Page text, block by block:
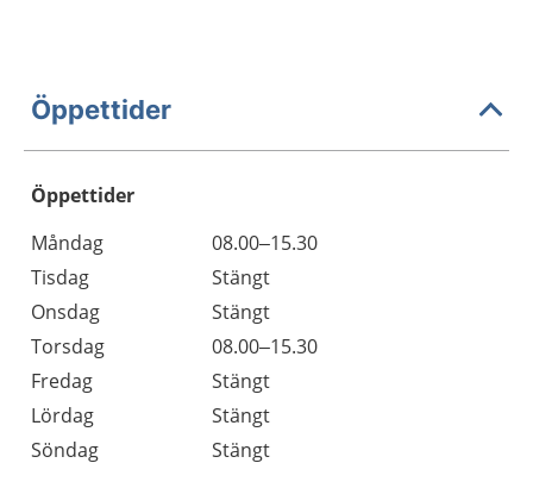
Öppettider
Öppettider
Dag
Öppettider
Kommentarer
Måndag
08.00–15.30
Tisdag
Stängt
Onsdag
Stängt
Torsdag
08.00–15.30
Fredag
Stängt
Lördag
Stängt
Söndag
Stängt